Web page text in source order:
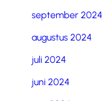
september 2024
augustus 2024
juli 2024
juni 2024